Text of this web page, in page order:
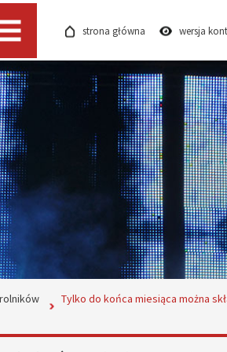
Menu strona główna wersja
Tylko do końca miesiąca można